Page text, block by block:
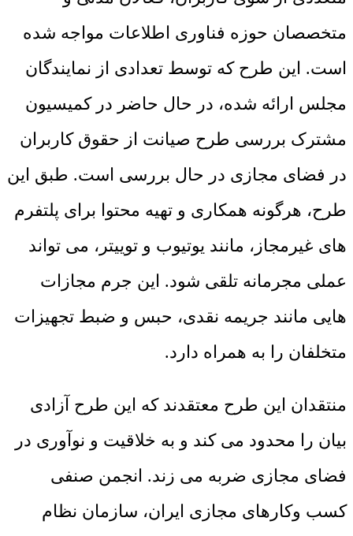
متخصصان حوزه فناوری اطلاعات مواجه شده
است. این طرح که توسط تعدادی از نمایندگان
مجلس ارائه شده، در حال حاضر در کمیسیون
مشترک بررسی طرح صیانت از حقوق کاربران
در فضای مجازی در حال بررسی است. طبق این
طرح، هرگونه همکاری و تهیه محتوا برای پلتفرم‌
های غیرمجاز، مانند یوتیوب و توییتر، می ‌تواند
عملی مجرمانه تلقی شود. این جرم مجازات
‌هایی مانند جریمه نقدی، حبس و ضبط تجهیزات
متخلفان را به همراه دارد.
منتقدان این طرح معتقدند که این طرح آزادی
بیان را محدود می ‌کند و به خلاقیت و نوآوری در
فضای مجازی ضربه می ‌زند. انجمن صنفی
کسب‌ وکارهای مجازی ایران، سازمان نظام